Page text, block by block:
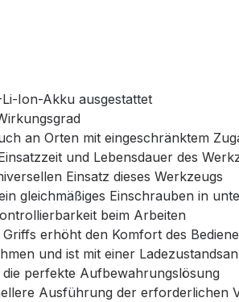
Ion-Akku ausgestattet
an Orten mit eingeschränktem
und Lebensdauer des
Einsatz dieses Werkzeugs
gleichmäßiges Einschrauben in
beim Arbeiten
erhöht den Komfort des
und ist mit einer
perfekte Aufbewahrungslösung
Ausführung der erforderlichen